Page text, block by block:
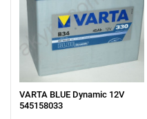
VARTA BLUE Dynamic 12V
545158033